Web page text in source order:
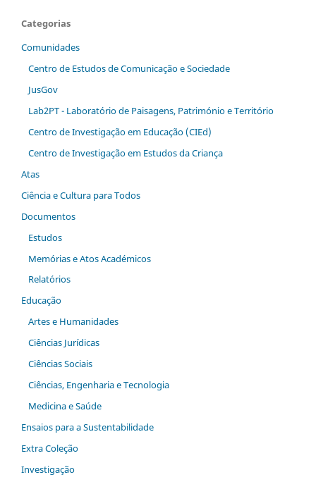
Categorias
Comunidades
Centro de Estudos de Comunicação e Sociedade
JusGov
Lab2PT - Laboratório de Paisagens, Património e Território
Centro de Investigação em Educação (CIEd)
Centro de Investigação em Estudos da Criança
Atas
Ciência e Cultura para Todos
Documentos
Estudos
Memórias e Atos Académicos
Relatórios
Educação
Artes e Humanidades
Ciências Jurídicas
Ciências Sociais
Ciências, Engenharia e Tecnologia
Medicina e Saúde
Ensaios para a Sustentabilidade
Extra Coleção
Investigação